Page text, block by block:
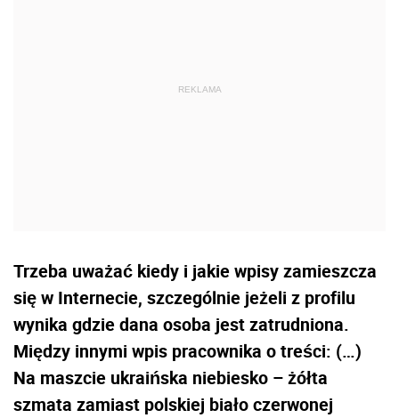
Trzeba uważać kiedy i jakie wpisy zamieszcza
się w Internecie, szczególnie jeżeli z profilu
wynika gdzie dana osoba jest zatrudniona.
Między innymi wpis pracownika o treści: (…)
Na maszcie ukraińska niebiesko – żółta
szmata zamiast polskiej biało czerwonej